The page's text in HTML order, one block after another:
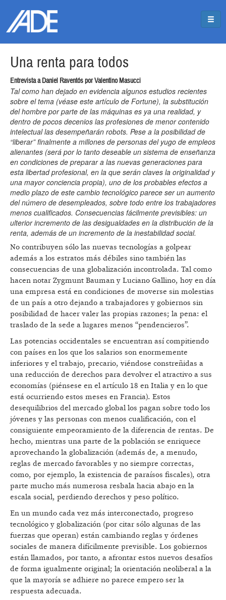
Una renta para todos
Entrevista a Daniel Raventós por Valentino Masucci
Tal como han dejado en evidencia algunos estudios recientes
sobre el tema (véase este artículo de Fortune), la substitución
del hombre por parte de las máquinas es ya una realidad, y
dentro de pocos decenios las profesiones de menor contenido
intelectual las desempeñarán robots. Pese a la posibilidad de
“liberar” finalmente a millones de personas del yugo de empleos
alienantes (será por lo tanto deseable un sistema de enseñanza
en condiciones de preparar a las nuevas generaciones para
esta libertad profesional, en la que serán claves la originalidad y
una mayor conciencia propia), uno de los probables efectos a
medio plazo de este cambio tecnológico parece ser un aumento
del número de desempleados, sobre todo entre los trabajadores
menos cualificados. Consecuencias fácilmente previsibles: un
ulterior incremento de las desigualdades en la distribución de la
renta, además de un incremento de la inestabilidad social.
No contribuyen sólo las nuevas tecnologías a golpear
además a los estratos más débiles sino también las
consecuencias de una globalización incontrolada. Tal como
hacen notar Zygmunt Bauman y Luciano Gallino, hoy en día
una empresa está en condiciones de moverse sin molestias
de un país a otro dejando a trabajadores y gobiernos sin
posibilidad de hacer valer las propias razones; la pena: el
traslado de la sede a lugares menos “pendencieros”.
Las potencias occidentales se encuentran así compitiendo
con países en los que los salarios son enormemente
inferiores y el trabajo, precario, viéndose constreñidas a
una reducción de derechos para devolver el atractivo a sus
economías (piénsese en el artículo 18 en Italia y en lo que
está ocurriendo estos meses en Francia). Estos
desequilibrios del mercado global los pagan sobre todo los
jóvenes y las personas con menos cualificación, con el
consiguiente empeoramiento de la diferencia de rentas. De
hecho, mientras una parte de la población se enriquece
aprovechando la globalización (además de, a menudo,
reglas de mercado favorables y no siempre correctas,
como, por ejemplo, la existencia de paraísos fiscales), otra
parte mucho más numerosa resbala hacia abajo en la
escala social, perdiendo derechos y peso político.
En un mundo cada vez más interconectado, progreso
tecnológico y globalización (por citar sólo algunas de las
fuerzas que operan) están cambiando reglas y órdenes
sociales de manera difícilmente previsible. Los gobiernos
están llamados, por tanto, a afrontar estos nuevos desafíos
de forma igualmente original; la orientación neoliberal a la
que la mayoría se adhiere no parece empero ser la
respuesta adecuada.